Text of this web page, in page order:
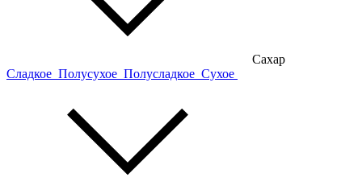
Сахар
Сладкое Полусухое Полусладкое Сухое